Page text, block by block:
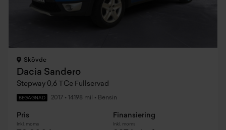
Skövde
Dacia Sandero
Stepway 0,6 TCe Fullservad
BEGAGNAD 2017 • 14198 mil • Bensin
Pris
Inkl. moms
Finansiering
Inkl. moms